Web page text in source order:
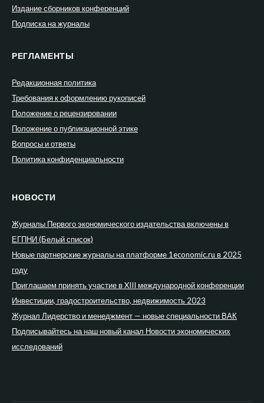
Издание сборников конференций
Подписка на журналы
РЕГЛАМЕНТЫ
Редакционная политика
Требования к оформлению рукописей
Положение о рецензировании
Положение о публикационной этике
Вопросы и ответы
Политика конфиденциальности
НОВОСТИ
Журналы Первого экономического издательства включены в
ЕГПНИ (Белый список)
Новые партнерские журналы на платформе 1economic.ru в 2025
году
Приглашаем принять участие в XIII международной конференции
Инвестиции, градостроительство, недвижимость 2023
Журнал Лидерство и менеджмент — новые специальности ВАК
Подписывайтесь на наш новый канал Новости экономических
исследований